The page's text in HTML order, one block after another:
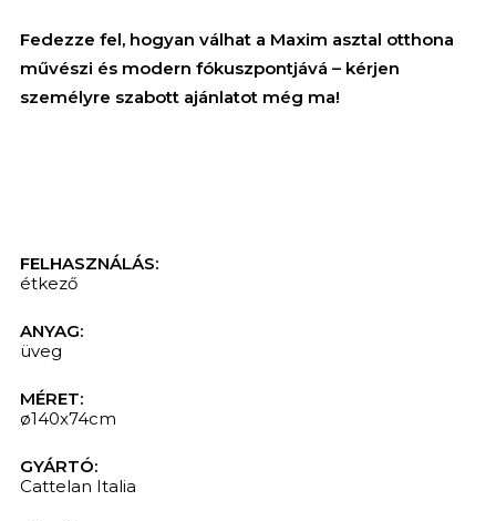
Fedezze fel, hogyan válhat a Maxim asztal otthona
művészi és modern fókuszpontjává – kérjen
személyre szabott ajánlatot még ma!
FELHASZNÁLÁS:
étkező
ANYAG:
üveg
MÉRET:
ø140x74cm
GYÁRTÓ:
Cattelan Italia